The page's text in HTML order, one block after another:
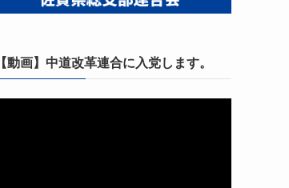
【動画】中道改革連合に入党します。